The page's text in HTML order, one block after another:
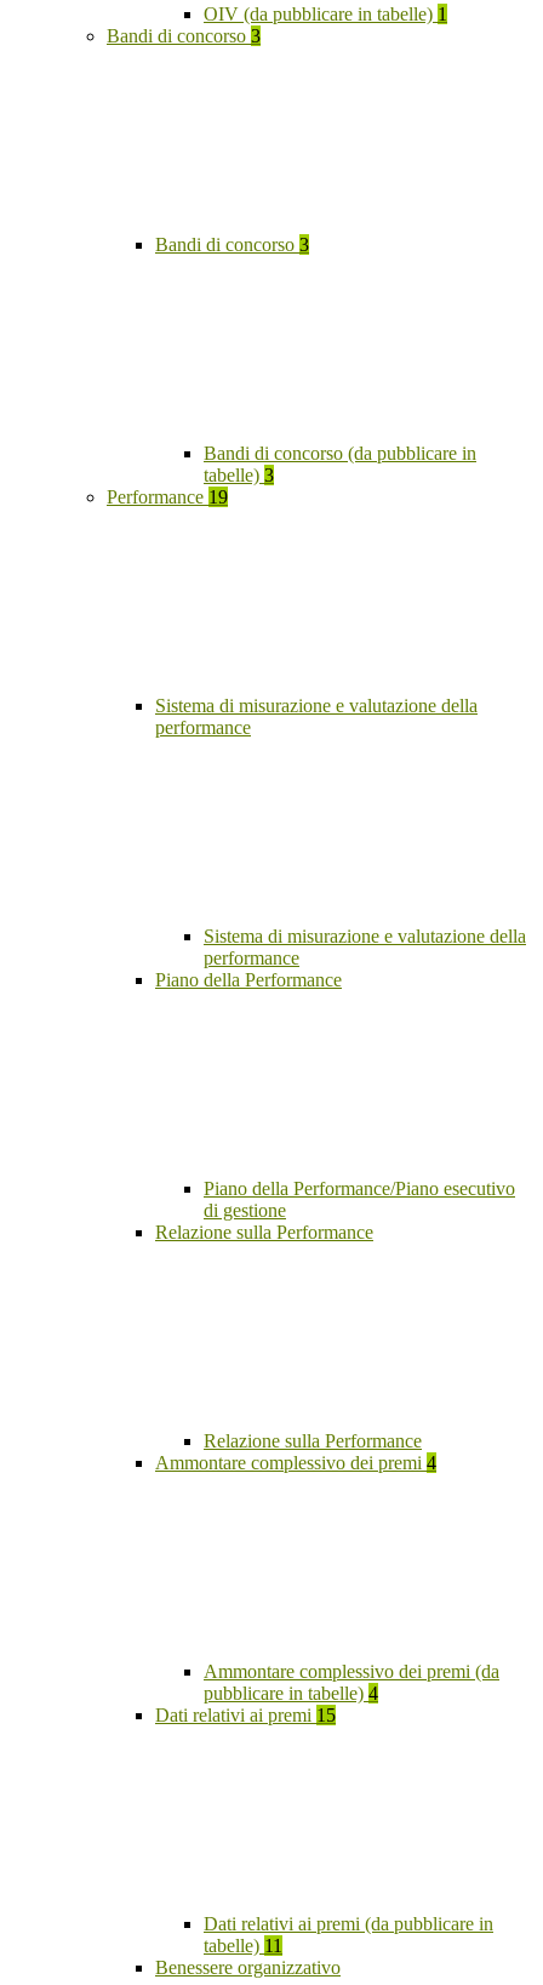
OIV (da pubblicare in tabelle) 1
Bandi di concorso 3
Bandi di concorso 3
Bandi di concorso (da pubblicare in
tabelle) 3
Performance 19
Sistema di misurazione e valutazione della
performance
Sistema di misurazione e valutazione della
performance
Piano della Performance
Piano della Performance/Piano esecutivo
di gestione
Relazione sulla Performance
Relazione sulla Performance
Ammontare complessivo dei premi 4
Ammontare complessivo dei premi (da
pubblicare in tabelle) 4
Dati relativi ai premi 15
Dati relativi ai premi (da pubblicare in
tabelle) 11
Benessere organizzativo